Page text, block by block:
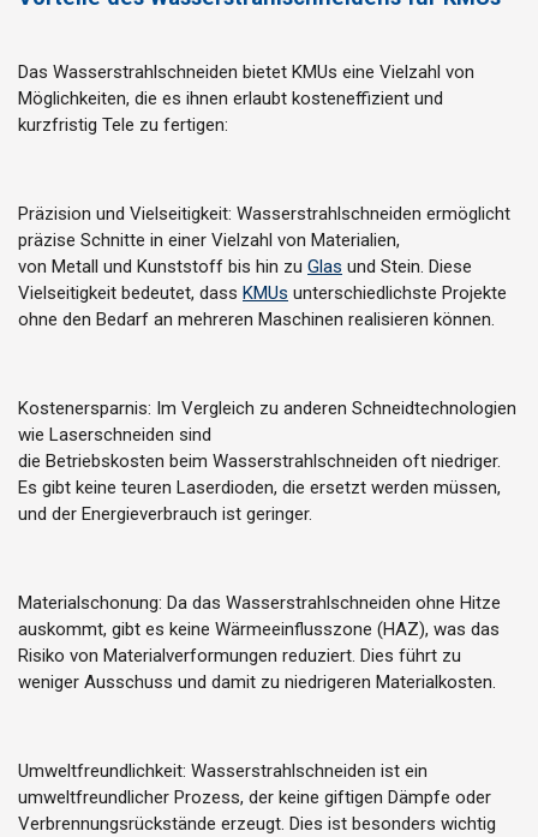
Das Wasserstrahlschneiden bietet KMUs eine Vielzahl von
Möglichkeiten, die es ihnen erlaubt kosteneffizient und
kurzfristig Tele zu fertigen:
Präzision und Vielseitigkeit: Wasserstrahlschneiden ermöglicht
präzise Schnitte in einer Vielzahl von Materialien,
von Metall und Kunststoff bis hin zu Glas und Stein. Diese
Vielseitigkeit bedeutet, dass KMUs unterschiedlichste Projekte
ohne den Bedarf an mehreren Maschinen realisieren können.​
Kostenersparnis: Im Vergleich zu anderen Schneidtechnologien
wie Laserschneiden sind
die Betriebskosten beim Wasserstrahlschneiden oft niedriger.
Es gibt keine teuren Laserdioden, die ersetzt werden müssen,
und der Energieverbrauch ist geringer.
Materialschonung: Da das Wasserstrahlschneiden ohne Hitze
auskommt, gibt es keine Wärmeeinflusszone (HAZ), was das
Risiko von Materialverformungen reduziert. Dies führt zu
weniger Ausschuss und damit zu niedrigeren Materialkosten.
Umweltfreundlichkeit: Wasserstrahlschneiden ist ein
umweltfreundlicher Prozess, der keine giftigen Dämpfe oder
Verbrennungsrückstände erzeugt. Dies ist besonders wichtig